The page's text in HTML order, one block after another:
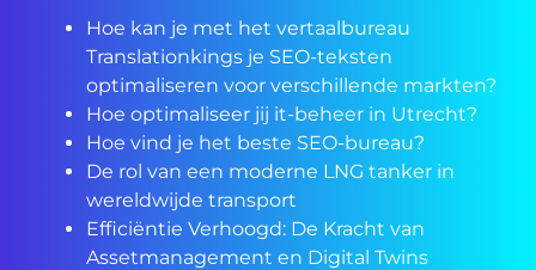
Hoe kan je met het vertaalbureau
Translationkings je SEO-teksten
optimaliseren voor verschillende markten?
Hoe optimaliseer jij it-beheer in Utrecht?
Hoe vind je het beste SEO-bureau?
De rol van een moderne LNG tanker in
wereldwijde transport
Efficiëntie Verhoogd: De Kracht van
Assetmanagement en Digital Twins